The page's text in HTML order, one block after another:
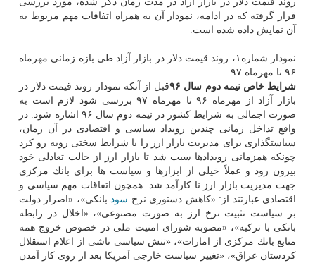
قرار گرفته كه در ادامه، نمودار آن به همراه اتفاقات مهم مربوط به
آن نمایش داده شده است.
نمودار شماره۱، روند قیمت دلار در بازار آزاد طی بازه زمانی مهرماه
۹۶ تا مهرماه ۹۷
شرایط خاص نیمه دوم سال ۹۶
قبل از آنكه نمودار روند قیمت دلار در
بازار آزاد از مهرماه ۹۶ تا مهرماه ۹۷ بررسی شود لازم است به
صورت اجمالی به شرایط كشور در نیمه دوم سال ۹۶ اشاره شود. در
واقع تداخل زمانی چندین رویداد سیاسی و اقتصادی در آن زمان،
سیاستگذاری برای مدیریت بازار ارز را با شرایط سختی روبه رو كرد
چونكه همزمانی رویدادها سبب شد تا بازار ارز از حالت تعادلی خود
بیرون رود و عملاً خیلی از ابزارها و سیاست ها برای بانك مركزی
جهت مدیریت بازار ارز نا كارآمد شد. همچون اتفاقات مهم سیاسی و
اقتصادی عبارتند از: «كاهش دستوری نرخ سود بانكی»، «اصرار دولت
بر سیاست تثبیت نرخ ارز به صورت مصنوعی»، «اخلال در رابطه
بانكی با تركیه»، «مصوبه شورای امنیت ملی در خصوص خروج همه
منابع بانك مركزی از امارات»، «تنش سیاسی ناشی از اعلام استقلال
كردستان عراق»، «تغییر سیاست خارجی آمریكا بعد از روی كار آمدن